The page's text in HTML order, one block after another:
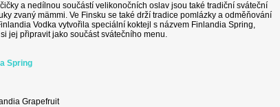
a nedílnou součástí velikonočních oslav jsou také tradiční sváteční
zvaný mämmi. Ve Finsku se také drží tradice pomlázky a odměňování
Vodka vytvořila speciální koktejl s názvem Finlandia Spring,
jej připravit jako součást svátečního menu.
Spring
Grapefruit